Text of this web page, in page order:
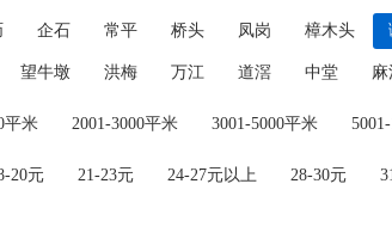
企石 常平 桥头 凤岗 樟木头
望牛墩 洪梅 万江 道滘 中堂 麻
平米 2001-3000平米 3001-5000平米
20元 21-23元 24-27元以上 28-30元